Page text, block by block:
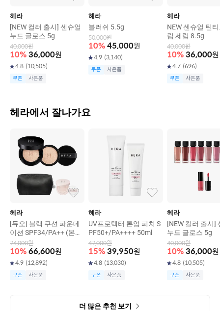
헤라
[NEW 컬러 출시] 센슈얼
누드 글로스 5g
40,000원
10% 36,000원
4.8 (10,505)
쿠폰 사은품
헤라
블러쉬 5.5g
50,000원
10% 45,000원
4.9 (3,140)
쿠폰 사은품
헤라
NEW 센슈얼 틴
립 세럼 8.5g
40,000원
10% 36,000원
4.7 (696)
쿠폰 사은품
헤라에서 잘나가요
헤라
[듀오] 블랙 쿠션 파운데
이션 SPF34/PA++ (본품
15g+리필15g)
74,000원
10% 66,600원
4.9 (12,892)
쿠폰 사은품
헤라
UV프로텍터 톤업 피치 S
PF50+/PA++++ 50ml
47,000원
15% 39,950원
4.8 (13,030)
쿠폰 사은품
헤라
[NEW 컬러 출시]
누드 글로스 5g
40,000원
10% 36,000원
4.8 (10,505)
쿠폰 사은품
더 많은 추천 보기